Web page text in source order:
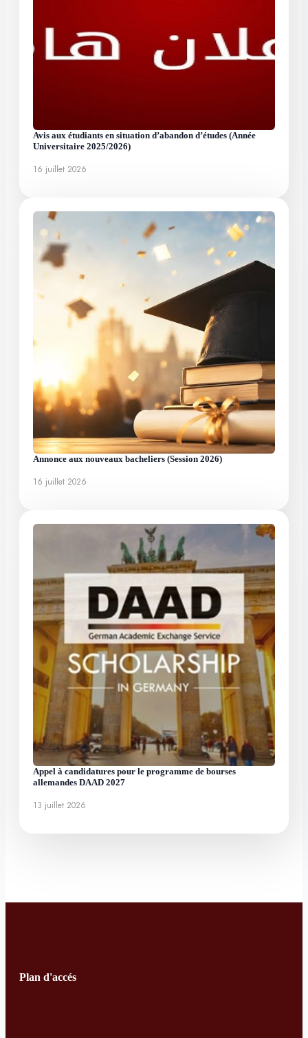
Avis aux étudiants en situation d’abandon d’études (Année
Universitaire 2025/2026)
16 juillet 2026
Annonce aux nouveaux bacheliers (Session 2026)
16 juillet 2026
Appel à candidatures pour le programme de bourses
allemandes DAAD 2027
13 juillet 2026
Plan d'accés